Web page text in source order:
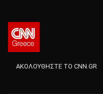
ΑΚΟΛΟΥΘΗΣΤΕ ΤΟ CNN.GR